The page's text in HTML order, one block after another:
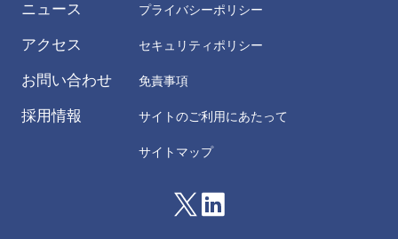
ニュース
アクセス
お問い合わせ
採用情報
プライバシーポリシー
セキュリティポリシー
免責事項
サイトのご利用にあたって
サイトマップ